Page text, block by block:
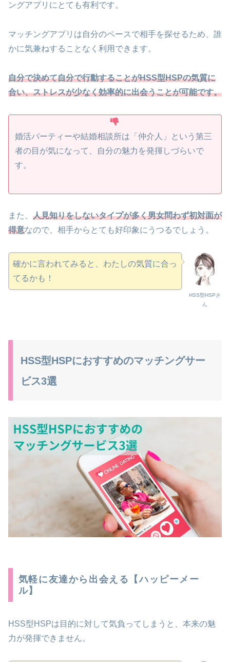
ングアプリにとても有利です。
マッチングアプリは自分のペースで相手を探せるため、誰
かに気兼ねすることなく利用できます。
自分で決めて自分で行動することがHSS型HSPの気質に
合い、ストレスが少なく効率的に出会うことが可能です。
婚活パーティーや結婚相談所は「仲介人」という第三
者の目が気になって、自分の魅力を発揮しづらいで
す。
また、 人見知りをしないタイプが多く男女問わず初対面が
得意なので、相手からとても好印象にうつるでしょう。
HSS型HSPさ
ん
確かに言われてみると、わたしの気質に合っ
てるかも！
HSS型HSPにおすすめのマッチングサー
ビス3選
気軽に友達から出会える【ハッピーメー
ル】
HSS型HSPは目的に対して気負ってしまうと、本来の魅
力が発揮できません。